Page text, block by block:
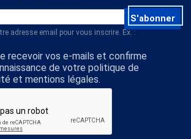
S'abonner
adresse email pour vous inscrire. Ex. :
recevoir vos e-mails et confirme
de votre politique de
et mentions légales.